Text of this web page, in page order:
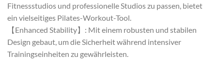
Fitnessstudios und professionelle Studios zu passen, bietet
ein vielseitiges Pilates-Workout-Tool.
【Enhanced Stability】: Mit einem robusten und stabilen
Design gebaut, um die Sicherheit während intensiver
Trainingseinheiten zu gewährleisten.